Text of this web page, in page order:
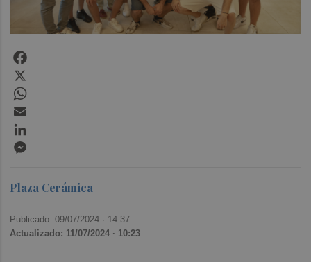
Plaza Cerámica
Publicado: 09/07/2024 · 14:37
Actualizado: 11/07/2024 · 10:23